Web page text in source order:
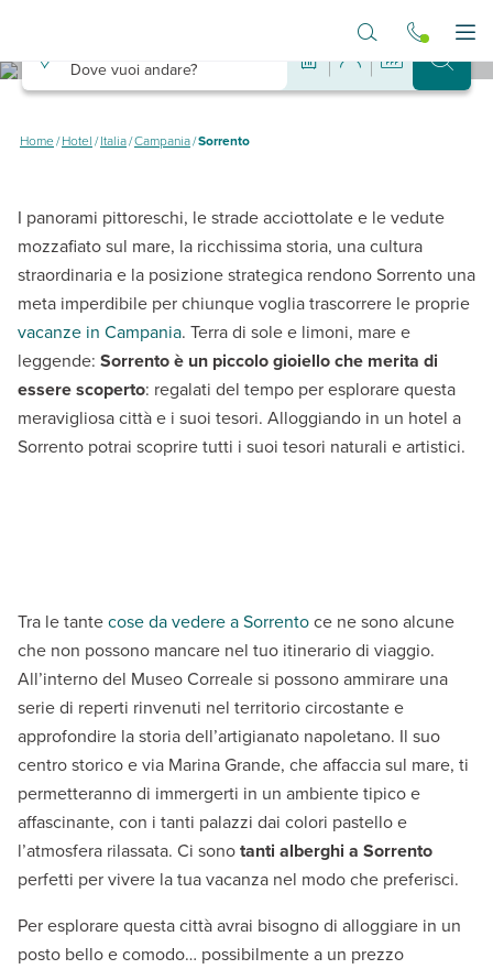
Dove vuoi andare?
Hotel a Sorrento
Alla scoperta della città dei limoni
Home/Hotel/Italia/Campania/Sorrento
I panorami pittoreschi, le strade acciottolate e le vedute
mozzafiato sul mare, la ricchissima storia, una cultura
straordinaria e la posizione strategica rendono Sorrento una
meta imperdibile per chiunque voglia trascorrere le proprie
vacanze in Campania. Terra di sole e limoni, mare e
leggende: Sorrento è un piccolo gioiello che merita di
essere scoperto: regalati del tempo per esplorare questa
meravigliosa città e i suoi tesori. Alloggiando in un hotel a
Sorrento potrai scoprire tutti i suoi tesori naturali e artistici.
Tra le tantecose da vedere a Sorrentoce ne sono alcune
che non possono mancare nel tuo itinerario di viaggio.
All’interno del Museo Correale si possono ammirare una
serie di reperti rinvenuti nel territorio circostante e
approfondire la storia dell’artigianato napoletano. Il suo
centro storico e via Marina Grande, che affaccia sul mare, ti
permetteranno di immergerti in un ambiente tipico e
affascinante, con i tanti palazzi dai colori pastello e
l’atmosfera rilassata. Ci sonotanti alberghi a Sorrento
perfetti per vivere la tua vacanza nel modo che preferisci.
Per esplorare questa città avrai bisogno di alloggiare in un
posto bello e comodo… possibilmente a un prezzo